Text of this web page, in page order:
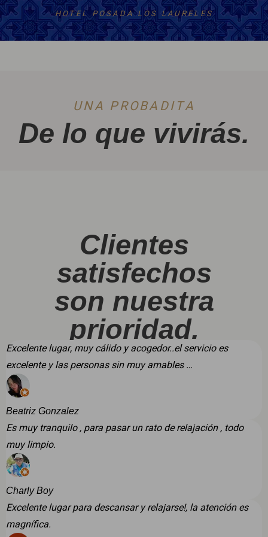
HOTEL POSADA LOS LAURELES
UNA PROBADITA
De lo que vivirás.
Clientes
satisfechos
son nuestra
prioridad.
Excelente lugar, muy cálido y acogedor..el servicio es
excelente y las personas sin muy amables …
Beatriz Gonzalez
Es muy tranquilo , para pasar un rato de relajación , todo
muy limpio.
Charly Boy
Excelente lugar para descansar y relajarse!, la atención es
magnífica.